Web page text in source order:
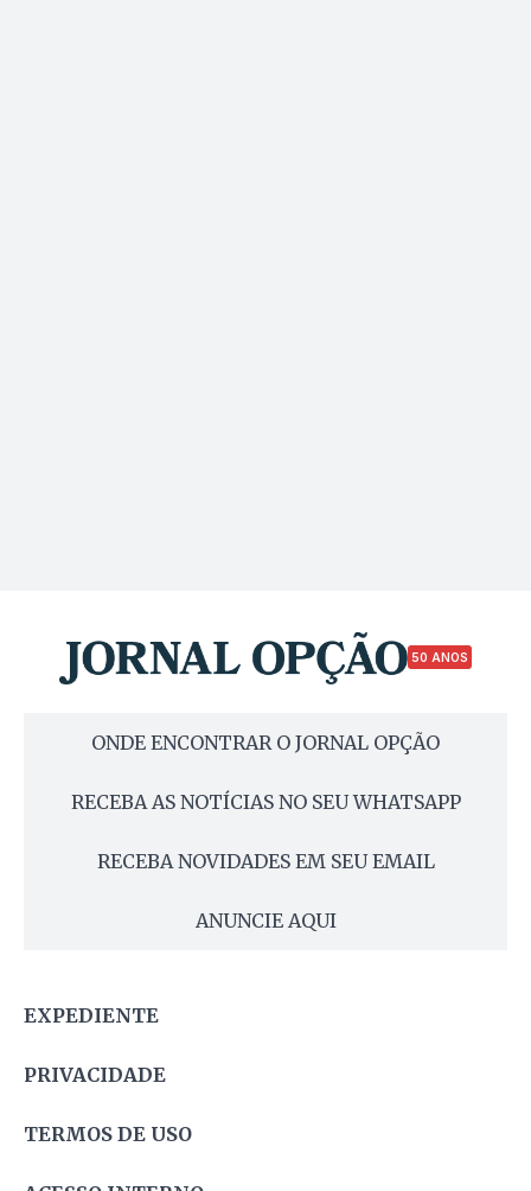
50 ANOS
ONDE ENCONTRAR O JORNAL OPÇÃO
RECEBA AS NOTÍCIAS NO SEU WHATSAPP
RECEBA NOVIDADES EM SEU EMAIL
ANUNCIE AQUI
EXPEDIENTE
PRIVACIDADE
TERMOS DE USO